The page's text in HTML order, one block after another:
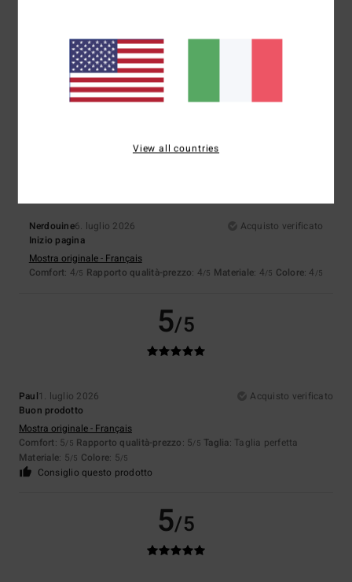
7. luglio 2026
Acquisto verificato
Mostra originale - Castellano
/5 Rapporto qualità-prezzo
: 4/5 Colore: 4/5
4/5
Nerdouine6. luglio 2026
Acquisto verificato
Inizio pagina
Mostra originale - Français
Comfort: 4/5 Rapporto qualità-prezzo: 4/5 Materiale: 4/5 Colore: 4 /5
5/5
Paul1. luglio 2026
Acquisto verificato
Buon prodotto
Mostra originale - Français
Comfort: 5/5 Rapporto qualità-prezzo: 5/5 Taglia: Taglia perfetta
Materiale: 5/5 Colore: 5/5
Consiglio questo prodotto
5/5
View all countries